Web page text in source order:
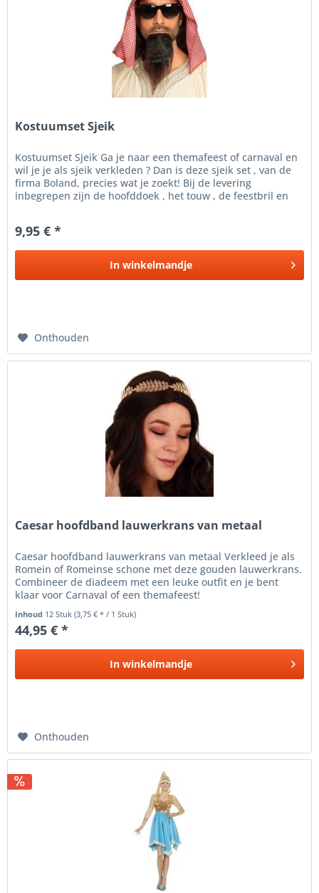
Kostuumset Sjeik
Kostuumset Sjeik Ga je naar een themafeest of carnaval en
wil je je als sjeik verkleden ? Dan is deze sjeik set , van de
firma Boland, precies wat je zoekt! Bij de levering
inbegrepen zijn de hoofddoek , het touw , de feestbril en
9,95 € *
In winkelmandje
Onthouden
Caesar hoofdband lauwerkrans van metaal
Caesar hoofdband lauwerkrans van metaal Verkleed je als
Romein of Romeinse schone met deze gouden lauwerkrans.
Combineer de diadeem met een leuke outfit en je bent
klaar voor Carnaval of een themafeest!
Inhoud 12 Stuk(3,75 € * / 1 Stuk)
44,95 € *
In winkelmandje
Onthouden